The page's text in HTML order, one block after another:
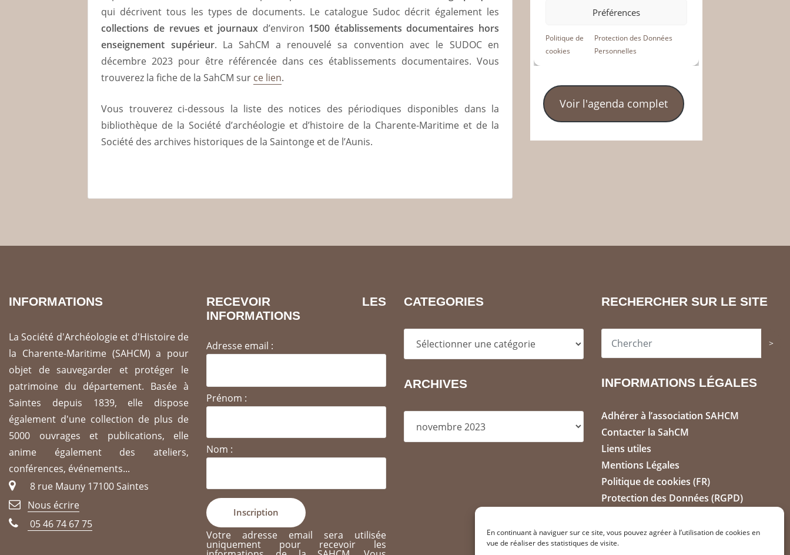
En continuant à naviguer sur ce site, vous pouvez agréer à l’utilisation de cookies en
vue de réaliser des statistiques de visite.
qui décrivent tous les types de documents. Le catalogue Sudoc décrit également les
collections de revues et journauxd’environ 1500 établissements documentaires hors
enseignement supérieur. La SahCM a renouvelé sa convention avec le SUDOC en
décembre 2023 pour être référencée dans ces établissements documentaires. Vous
trouverez la fiche de la SahCM sur ce lien.
Vous trouverez ci-dessous la liste des notices des périodiques disponibles dans la
bibliothèque de la Société d’archéologie et d’histoire de la Charente-Maritime et de la
Société des archives historiques de la Saintonge et de l’Aunis.
Voir l'agenda complet
INFORMATIONS
La Société d'Archéologie et d'Histoire de
la Charente-Maritime (SAHCM) a pour
objet de sauvegarder et protéger le
patrimoine du département. Basée à
Saintes depuis 1839, elle dispose
également d'une collection de plus de
5000 ouvrages et publications, elle
anime également des ateliers,
conférences, événements...
8 rue Mauny 17100 Saintes
Nous écrire
05 46 74 67 75
RECEVOIR LES
INFORMATIONS
Adresse email :
Prénom :
Nom :
Votre adresse email sera utilisée
uniquement pour recevoir les
CATEGORIES
ARCHIVES
RECHERCHER SUR LE SITE
>
INFORMATIONS LÉGALES
Adhérer à l’association SAHCM
Contacter la SahCM
Liens utiles
Mentions Légales
Politique de cookies (FR)
Protection des Données (RGPD)